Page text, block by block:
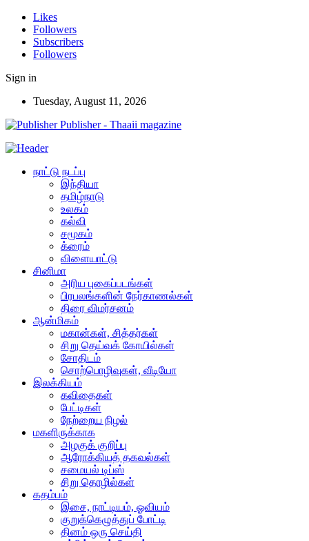
Likes
Followers
Subscribers
Followers
Sign in
Tuesday, August 11, 2026
Publisher - Thaaii magazine
நாட்டு நடப்பு
இந்தியா
தமிழ்நாடு
உலகம்
கல்வி
சமூகம்
க்ரைம்
விளையாட்டு
சினிமா
அரிய புகைப்படங்கள்
பிரபலங்களின் நேர்காணல்கள்
திரை விமர்சனம்
ஆன்மிகம்
மகான்கள், சித்தர்கள்
சிறு தெய்வக் கோயில்கள்
சோதிடம்
சொற்பொழிவுகள், வீடியோ
இலக்கியம்
கவிதைகள்
பேட்டிகள்
நேற்றைய நிழல்
மகளிருக்காக
அழகுக் குறிப்பு
ஆரோக்கியத் தகவல்கள்
சமையல் டிப்ஸ்
சிறு தொழில்கள்
கதம்பம்
இசை, நாட்டியம், ஓவியம்
குறுக்கெழுத்துப் போட்டி
தினம் ஒரு செய்தி